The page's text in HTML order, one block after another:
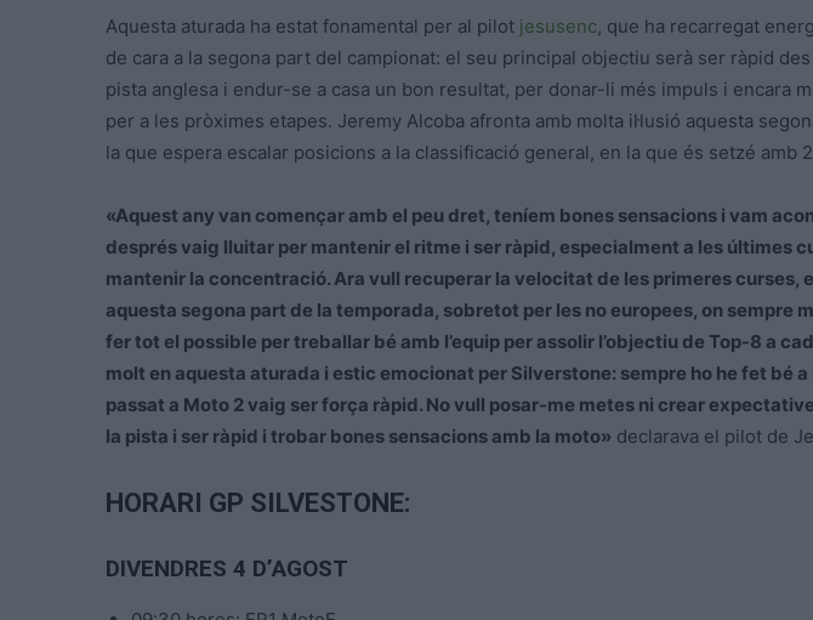
Aquesta aturada ha estat fonamental per al pilot jesusenc, que ha recarregat
de cara a la segona part del campionat: el seu principal objectiu serà ser ràpid
pista anglesa i endur-se a casa un bon resultat, per donar-li més impuls i encara
per a les pròximes etapes. Jeremy Alcoba afronta amb molta il·lusió aquesta
la que espera escalar posicions a la classificació general, en la que és setzé amb
«Aquest any van començar amb el peu dret, teníem bones sensacions i vam
després vaig lluitar per mantenir el ritme i ser ràpid, especialment a les últimes
mantenir la concentració. Ara vull recuperar la velocitat de les primeres curses,
aquesta segona part de la temporada, sobretot per les no europees, on sempre
fer tot el possible per treballar bé amb l’equip per assolir l’objectiu de Top-8 a
molt en aquesta aturada i estic emocionat per Silverstone: sempre ho he fet bé a
passat a Moto 2 vaig ser força ràpid. No vull posar-me metes ni crear
la pista i ser ràpid i trobar bones sensacions amb la moto» declarava el pilot de
HORARI GP SILVESTONE:
DIVENDRES 4 D’AGOST